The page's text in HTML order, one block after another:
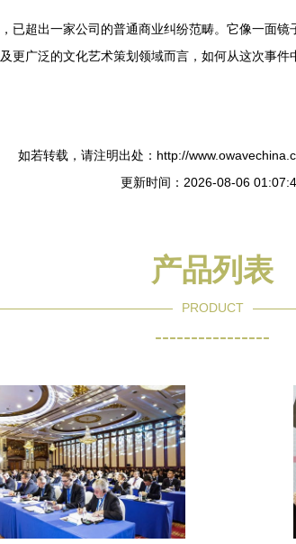
已超出一家公司的普通商业纠纷范畴。它像一面
更广泛的文化艺术策划领域而言，如何从这次事
如若转载，请注明出处：http://
更新时间：2026-08-06
产品列表
PRODUCT
----------------